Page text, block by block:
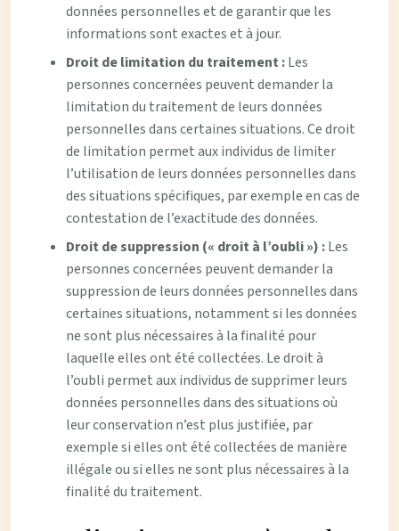
données personnelles et de garantir que les
informations sont exactes et à jour.
Droit de limitation du traitement :Les
personnes concernées peuvent demander la
limitation du traitement de leurs données
personnelles dans certaines situations. Ce droit
de limitation permet aux individus de limiter
l’utilisation de leurs données personnelles dans
des situations spécifiques, par exemple en cas de
contestation de l’exactitude des données.
Droit de suppression (« droit à l’oubli ») :Les
personnes concernées peuvent demander la
suppression de leurs données personnelles dans
certaines situations, notamment si les données
ne sont plus nécessaires à la finalité pour
laquelle elles ont été collectées. Le droit à
l’oubli permet aux individus de supprimer leurs
données personnelles dans des situations où
leur conservation n’est plus justifiée, par
exemple si elles ont été collectées de manière
illégale ou si elles ne sont plus nécessaires à la
finalité du traitement.